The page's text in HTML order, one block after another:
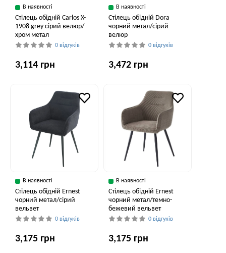
В наявності
Стілець обідній Carlos X-
1908 grey сірий велюр/
хром метал
0 відгуків
3,114 грн
В наявності
Стілець обідній Dora
чорний метал/сірий
велюр
0 відгуків
3,472 грн
В наявності
Стілець обідній Ernest
чорний метал/сірий
вельвет
0 відгуків
3,175 грн
В наявності
Стілець обідній Ernest
чорний метал/темно-
бежевий вельвет
0 відгуків
3,175 грн